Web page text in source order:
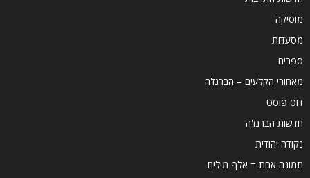
מוסיקה
מסעדות
ספרים
מאחורי הקלעים – הברנז'ה
דוס פוסט
חדשות הברנז'ה
נקודה יהודית
תמונה אחת = אלף מילים